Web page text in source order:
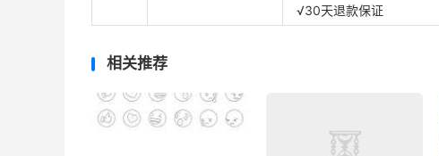
√30天退款保证
相关推荐